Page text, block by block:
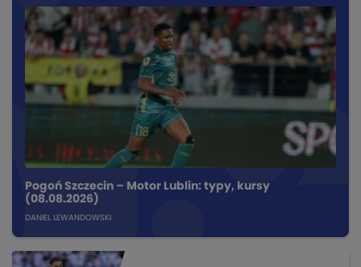
Pogoń Szczecin – Motor Lublin: typy, kursy
(08.08.2026)
DANIEL LEWANDOWSKI